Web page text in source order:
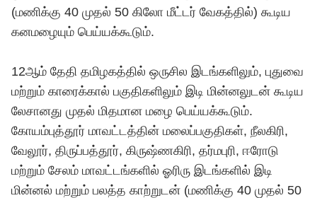
(மணிக்கு 40 முதல் 50 கிலோ மீட்டர் வேகத்தில்) கூடிய
கனமழையும் பெய்யக்கூடும்.
12ஆம் தேதி தமிழகத்தில் ஒருசில இடங்களிலும், புதுவை
மற்றும் காரைக்கால் பகுதிகளிலும் இடி மின்னலுடன் கூடிய
லேசானது முதல் மிதமான மழை பெய்யக்கூடும்.
கோயம்புத்தூர் மாவட்டத்தின் மலைப்பகுதிகள், நீலகிரி,
வேலூர், திருப்பத்தூர், கிருஷ்ணகிரி, தர்மபுரி, ஈரோடு
மற்றும் சேலம் மாவட்டங்களில் ஓரிரு இடங்களில் இடி
மின்னல் மற்றும் பலத்த காற்றுடன் (மணிக்கு 40 முதல் 50